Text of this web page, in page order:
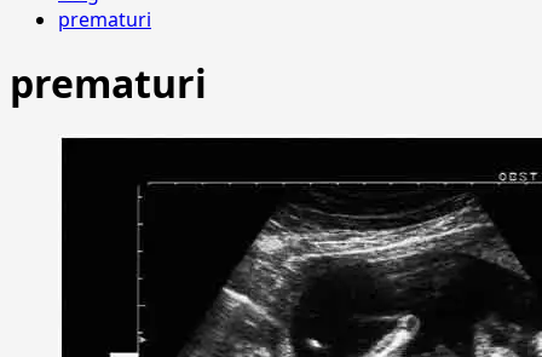
prematuri
prematuri